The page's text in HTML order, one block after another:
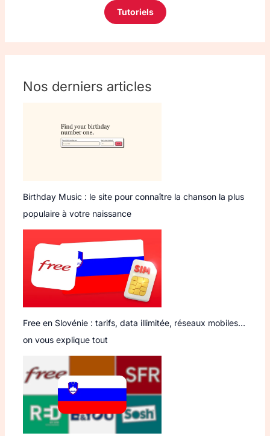
Tutoriels
Nos derniers articles
Birthday Music : le site pour connaître la chanson la plus
populaire à votre naissance
Free en Slovénie : tarifs, data illimitée, réseaux mobiles…
on vous explique tout